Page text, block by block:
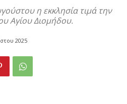
η εκκλησία τιμά την
Αγίου Διομήδου.
2025